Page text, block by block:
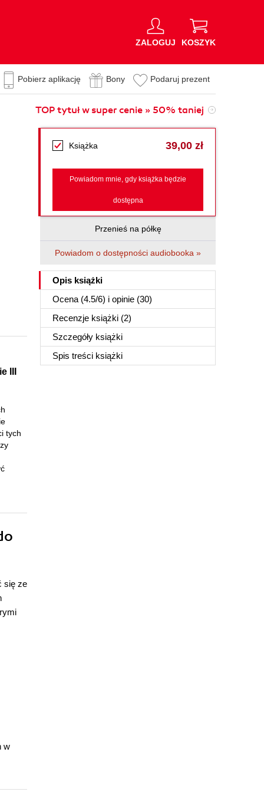
ZALOGUJ KOSZYK
Pobierz aplikację Bony Podaruj prezent
TOP tytuł w super cenie » 50% taniej
Książka 39,00 zł
Powiadom mnie, gdy książka będzie
dostępna
Przenieś na półkę
Powiadom o dostępności audiobooka »
Opis książki
Ocena (4.5/6) i opinie (30)
Recenzje książki (2)
Szczegóły książki
Spis treści książki
III
tych
się ze
w